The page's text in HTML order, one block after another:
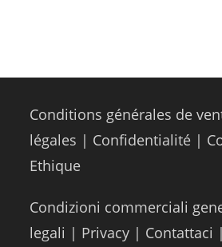
Conditions générales de
légales | Confidentialité |
Ethique
Condizioni commerciali
legali | Privacy | Contattaci |